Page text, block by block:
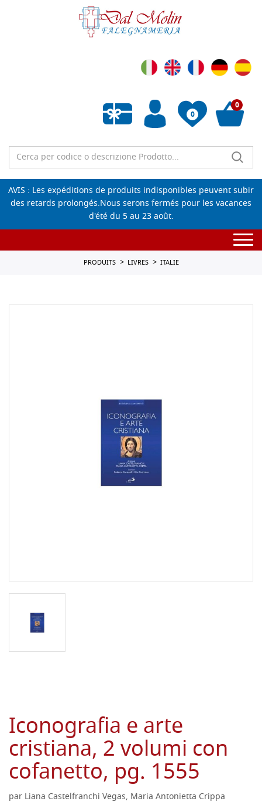
0
Liste de souhaits vide
0
AVIS : Les expéditions de produits indisponibles peuvent subir
des retards prolongés.Nous serons fermés pour les vacances
d'été du 5 au 23 août.
PRODUITS LIVRES ITALIE
Iconografia e arte
cristiana, 2 volumi con
cofanetto, pg. 1555
par Liana Castelfranchi Vegas, Maria Antonietta Crippa